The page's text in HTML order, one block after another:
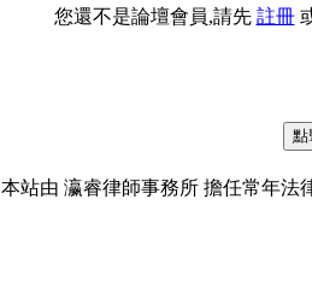
您還不是論壇會員,請先 註冊
本站由 瀛睿律師事務所 擔任常年法